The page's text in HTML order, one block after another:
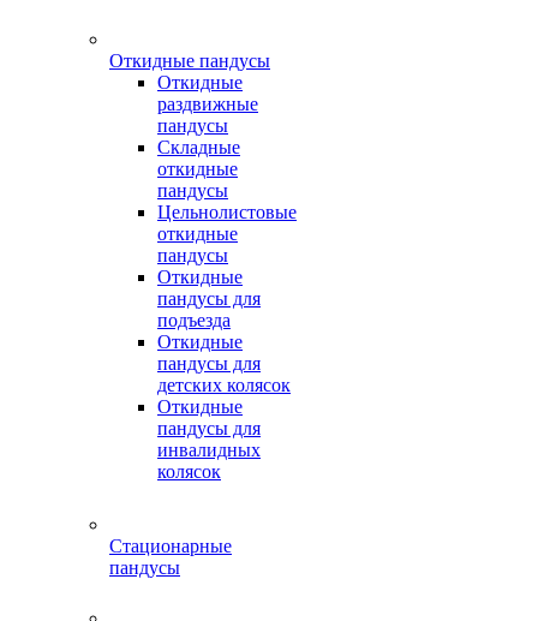
Откидные пандусы
Откидные
раздвижные
пандусы
Складные
откидные
пандусы
Цельнолистовые
откидные
пандусы
Откидные
пандусы для
подъезда
Откидные
пандусы для
детских колясок
Откидные
пандусы для
инвалидных
колясок
Стационарные
пандусы